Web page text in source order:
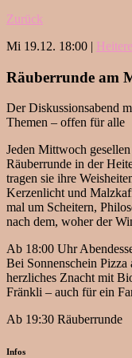
Zurück
Mi 19.12. 18:00 |
Räuberrunde am
Der Diskussionsabend
Themen – offen für alle
Jeden Mittwoch
Räuberrunde in der
tragen sie ihre
Kerzenlicht und
mal um Scheitern,
nach dem, woher der
Ab 18:00 Uhr
Bei Sonnenschein Pizza
herzliches Znacht mit
Fränkli – auch für ein
Ab 19:30 Räuberrunde
Infos